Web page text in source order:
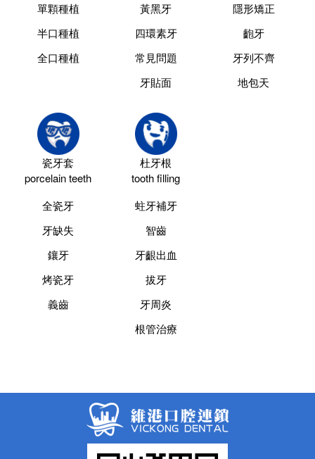
單顆種植
半口種植
全口種植
黃黑牙
四環素牙
常見問題
牙貼面
隱形矯正
齙牙
牙列不齊
地包天
瓷牙套
porcelain teeth
全瓷牙
牙缺失
鑲牙
烤瓷牙
義齒
杜牙根
tooth filling
蛀牙補牙
智齒
牙齦出血
拔牙
牙周炎
根管治療